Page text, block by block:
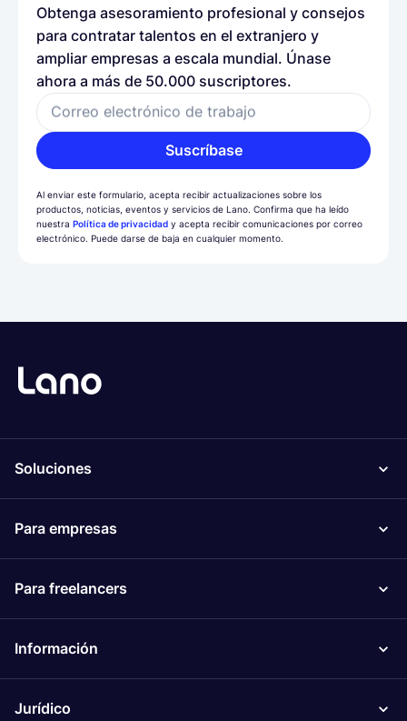
Obtenga asesoramiento profesional y consejos
para contratar talentos en el extranjero y
ampliar empresas a escala mundial. Únase
ahora a más de 50.000 suscriptores.
Correo electrónico de trabajo
Suscríbase
Al enviar este formulario, acepta recibir actualizaciones sobre los
productos, noticias, eventos y servicios de Lano. Confirma que ha leído
nuestra Política de privacidad y acepta recibir comunicaciones por correo
electrónico. Puede darse de baja en cualquier momento.
Soluciones
Para empresas
Para freelancers
Información
Jurídico